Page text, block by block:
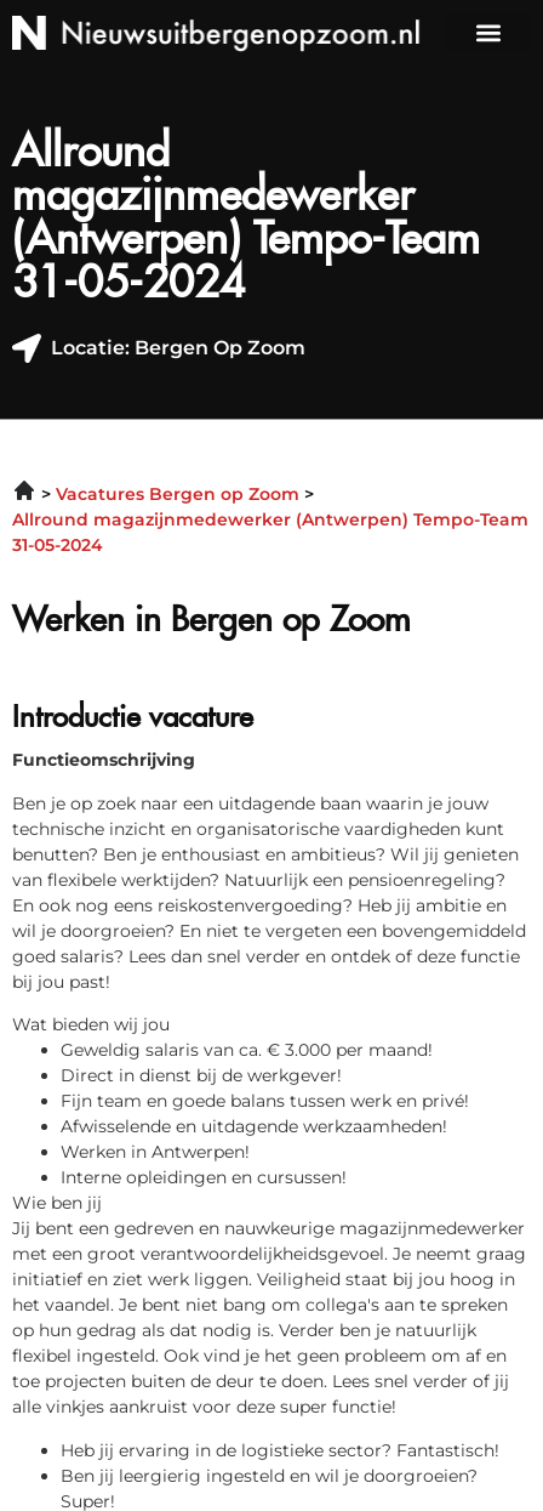
Allround
magazijnmedewerker
(Antwerpen) Tempo-Team
31-05-2024
Locatie: Bergen Op Zoom
Vacatures Bergen op Zoom
Allround magazijnmedewerker (Antwerpen) Tempo-Team
31-05-2024
Werken in Bergen op Zoom
Introductie vacature
Functieomschrijving
Ben je op zoek naar een uitdagende baan waarin je jouw
technische inzicht en organisatorische vaardigheden kunt
benutten? Ben je enthousiast en ambitieus? Wil jij genieten
van flexibele werktijden? Natuurlijk een pensioenregeling?
En ook nog eens reiskostenvergoeding? Heb jij ambitie en
wil je doorgroeien? En niet te vergeten een bovengemiddeld
goed salaris? Lees dan snel verder en ontdek of deze functie
bij jou past!
Wat bieden wij jou
Geweldig salaris van ca. € 3.000 per maand!
Direct in dienst bij de werkgever!
Fijn team en goede balans tussen werk en privé!
Afwisselende en uitdagende werkzaamheden!
Werken in Antwerpen!
Interne opleidingen en cursussen!
Wie ben jij
Jij bent een gedreven en nauwkeurige magazijnmedewerker
met een groot verantwoordelijkheidsgevoel. Je neemt graag
initiatief en ziet werk liggen. Veiligheid staat bij jou hoog in
het vaandel. Je bent niet bang om collega's aan te spreken
op hun gedrag als dat nodig is. Verder ben je natuurlijk
flexibel ingesteld. Ook vind je het geen probleem om af en
toe projecten buiten de deur te doen. Lees snel verder of jij
alle vinkjes aankruist voor deze super functie!
Heb jij ervaring in de logistieke sector? Fantastisch!
Ben jij leergierig ingesteld en wil je doorgroeien?
Super!